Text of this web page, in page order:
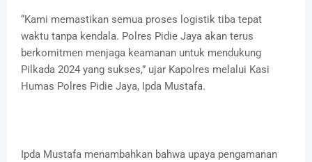
“Kami memastikan semua proses logistik tiba tepat
waktu tanpa kendala. Polres Pidie Jaya akan terus
berkomitmen menjaga keamanan untuk mendukung
Pilkada 2024 yang sukses,” ujar Kapolres melalui Kasi
Humas Polres Pidie Jaya, Ipda Mustafa.
Ipda Mustafa menambahkan bahwa upaya pengamanan